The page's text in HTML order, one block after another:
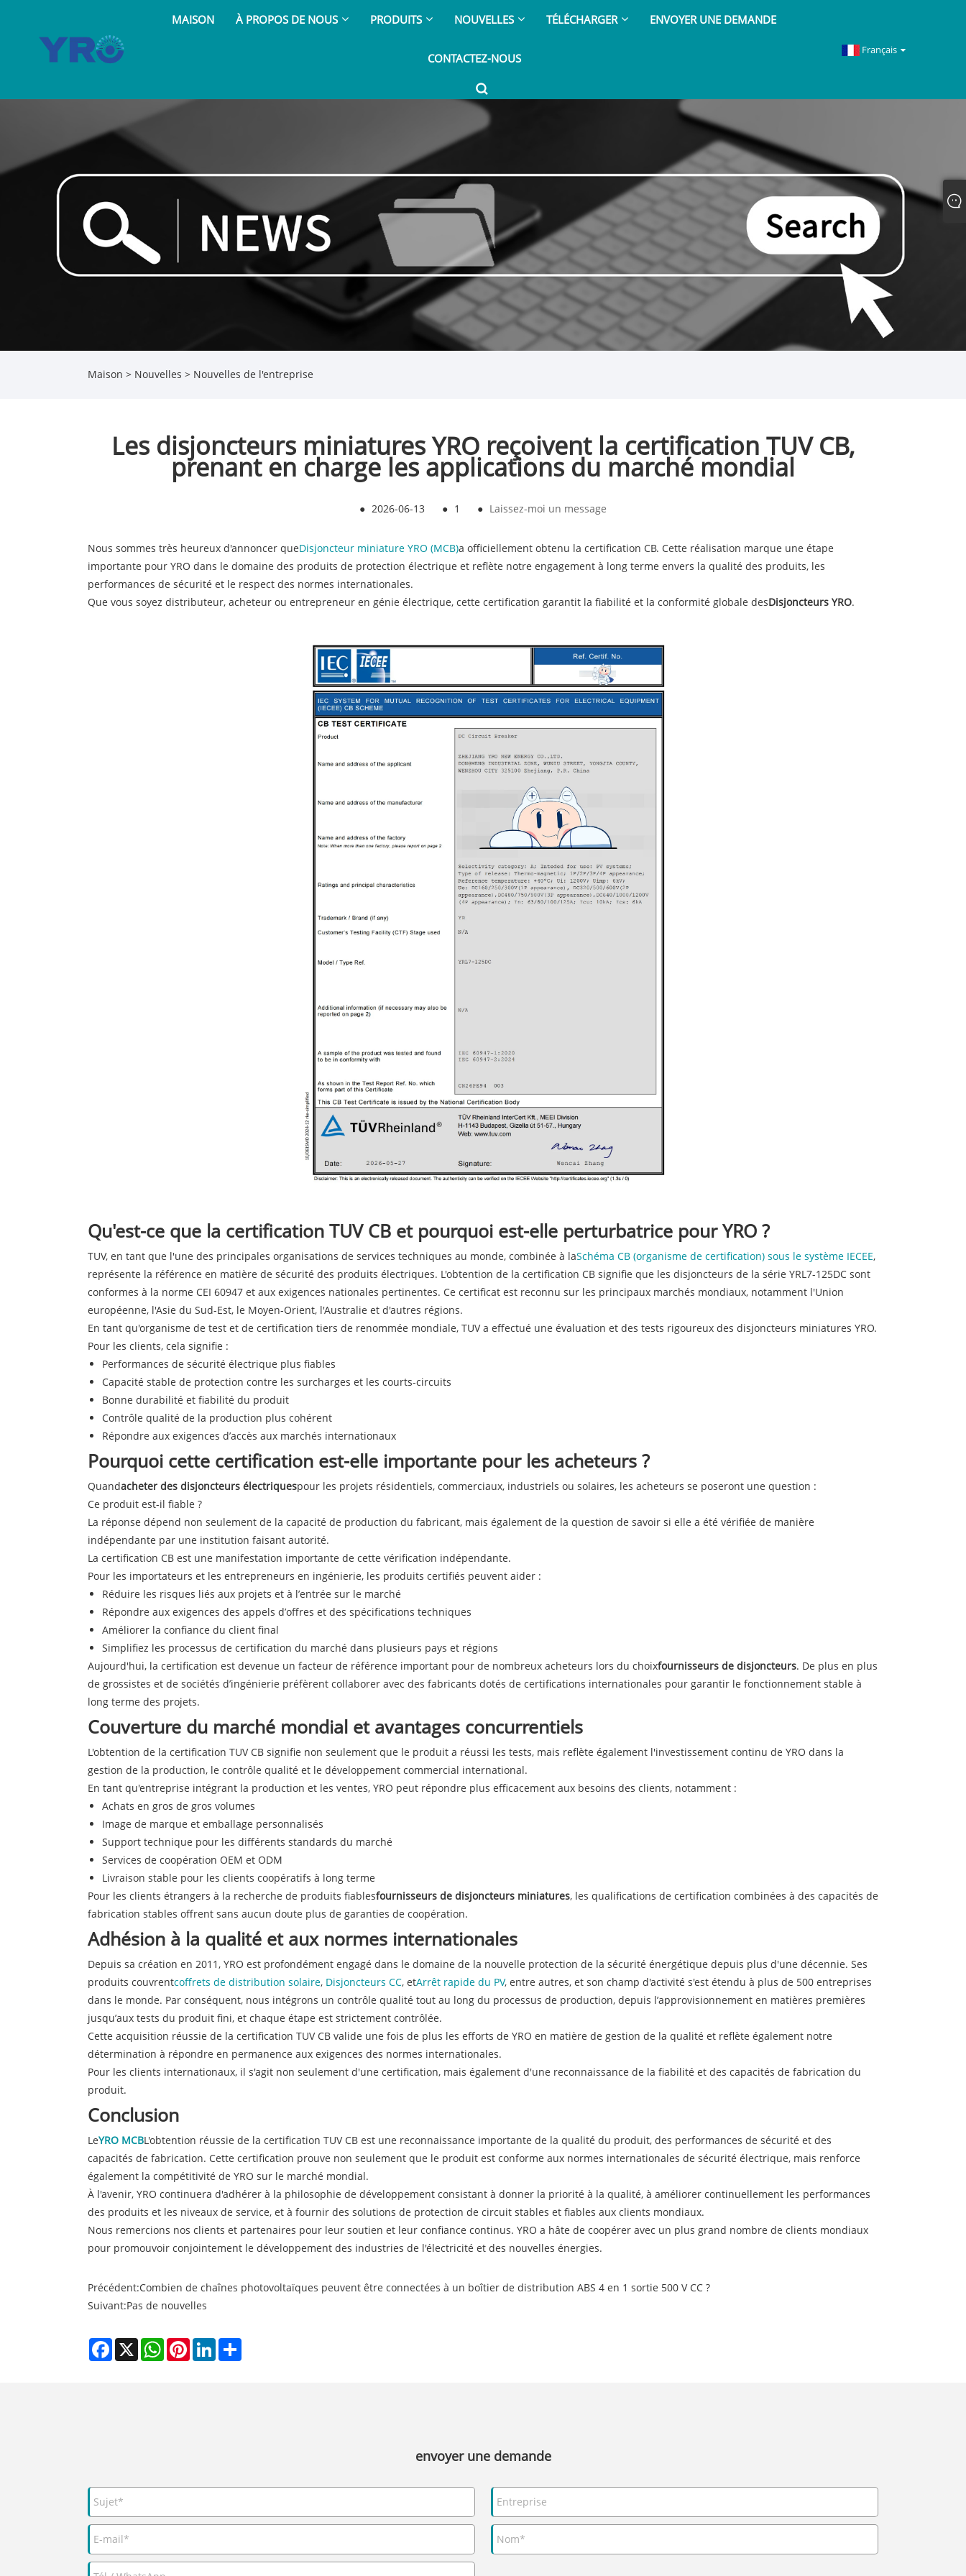
MAISON À PROPOS DE NOUS PRODUITS NOUVELLES TÉLÉCHARGER ENVOYER UNE DEMANDE
CONTACTEZ-NOUS
Français
Maison > Nouvelles > Nouvelles de l'entreprise
Les disjoncteurs miniatures YRO reçoivent la certification TUV CB,
prenant en charge les applications du marché mondial
● 2026-06-13 ● 1 ● Laissez-moi un message
Nous sommes très heureux d'annoncer queDisjoncteur miniature YRO (MCB)a officiellement obtenu la certification CB. Cette réalisation marque une étape
importante pour YRO dans le domaine des produits de protection électrique et reflète notre engagement à long terme envers la qualité des produits, les
performances de sécurité et le respect des normes internationales.
Que vous soyez distributeur, acheteur ou entrepreneur en génie électrique, cette certification garantit la fiabilité et la conformité globale desDisjoncteurs YRO.
Qu'est-ce que la certification TUV CB et pourquoi est-elle perturbatrice pour YRO ?
TUV, en tant que l'une des principales organisations de services techniques au monde, combinée à laSchéma CB (organisme de certification) sous le système IECEE,
représente la référence en matière de sécurité des produits électriques. L'obtention de la certification CB signifie que les disjoncteurs de la série YRL7-125DC sont
conformes à la norme CEI 60947 et aux exigences nationales pertinentes. Ce certificat est reconnu sur les principaux marchés mondiaux, notamment l'Union
européenne, l'Asie du Sud-Est, le Moyen-Orient, l'Australie et d'autres régions.
En tant qu'organisme de test et de certification tiers de renommée mondiale, TUV a effectué une évaluation et des tests rigoureux des disjoncteurs miniatures YRO.
Pour les clients, cela signifie :
Performances de sécurité électrique plus fiables
Capacité stable de protection contre les surcharges et les courts-circuits
Bonne durabilité et fiabilité du produit
Contrôle qualité de la production plus cohérent
Répondre aux exigences d’accès aux marchés internationaux
Pourquoi cette certification est-elle importante pour les acheteurs ?
Quandacheter des disjoncteurs électriquespour les projets résidentiels, commerciaux, industriels ou solaires, les acheteurs se poseront une question :
Ce produit est-il fiable ?
La réponse dépend non seulement de la capacité de production du fabricant, mais également de la question de savoir si elle a été vérifiée de manière
indépendante par une institution faisant autorité.
La certification CB est une manifestation importante de cette vérification indépendante.
Pour les importateurs et les entrepreneurs en ingénierie, les produits certifiés peuvent aider :
Réduire les risques liés aux projets et à l’entrée sur le marché
Répondre aux exigences des appels d’offres et des spécifications techniques
Améliorer la confiance du client final
Simplifiez les processus de certification du marché dans plusieurs pays et régions
Aujourd'hui, la certification est devenue un facteur de référence important pour de nombreux acheteurs lors du choixfournisseurs de disjoncteurs. De plus en plus
de grossistes et de sociétés d’ingénierie préfèrent collaborer avec des fabricants dotés de certifications internationales pour garantir le fonctionnement stable à
long terme des projets.
Couverture du marché mondial et avantages concurrentiels
L'obtention de la certification TUV CB signifie non seulement que le produit a réussi les tests, mais reflète également l'investissement continu de YRO dans la
gestion de la production, le contrôle qualité et le développement commercial international.
En tant qu'entreprise intégrant la production et les ventes, YRO peut répondre plus efficacement aux besoins des clients, notamment :
Achats en gros de gros volumes
Image de marque et emballage personnalisés
Support technique pour les différents standards du marché
Services de coopération OEM et ODM
Livraison stable pour les clients coopératifs à long terme
Pour les clients étrangers à la recherche de produits fiablesfournisseurs de disjoncteurs miniatures, les qualifications de certification combinées à des capacités de
fabrication stables offrent sans aucun doute plus de garanties de coopération.
Adhésion à la qualité et aux normes internationales
Depuis sa création en 2011, YRO est profondément engagé dans le domaine de la nouvelle protection de la sécurité énergétique depuis plus d'une décennie. Ses
produits couvrentcoffrets de distribution solaire, Disjoncteurs CC, etArrêt rapide du PV, entre autres, et son champ d'activité s'est étendu à plus de 500 entreprises
dans le monde. Par conséquent, nous intégrons un contrôle qualité tout au long du processus de production, depuis l’approvisionnement en matières premières
jusqu’aux tests du produit fini, et chaque étape est strictement contrôlée.
Cette acquisition réussie de la certification TUV CB valide une fois de plus les efforts de YRO en matière de gestion de la qualité et reflète également notre
détermination à répondre en permanence aux exigences des normes internationales.
Pour les clients internationaux, il s'agit non seulement d'une certification, mais également d'une reconnaissance de la fiabilité et des capacités de fabrication du
produit.
Conclusion
LeYRO MCBL'obtention réussie de la certification TUV CB est une reconnaissance importante de la qualité du produit, des performances de sécurité et des
capacités de fabrication. Cette certification prouve non seulement que le produit est conforme aux normes internationales de sécurité électrique, mais renforce
également la compétitivité de YRO sur le marché mondial.
À l'avenir, YRO continuera d'adhérer à la philosophie de développement consistant à donner la priorité à la qualité, à améliorer continuellement les performances
des produits et les niveaux de service, et à fournir des solutions de protection de circuit stables et fiables aux clients mondiaux.
Nous remercions nos clients et partenaires pour leur soutien et leur confiance continus. YRO a hâte de coopérer avec un plus grand nombre de clients mondiaux
pour promouvoir conjointement le développement des industries de l'électricité et des nouvelles énergies.
Précédent:Combien de chaînes photovoltaïques peuvent être connectées à un boîtier de distribution ABS 4 en 1 sortie 500 V CC ?
Suivant:Pas de nouvelles
Facebook
X WhatsAppPinterestLinkedIn
envoyer une demande